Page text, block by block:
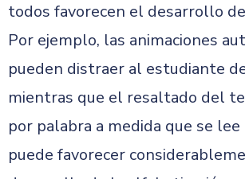
todos favorecen el desarrollo
Por ejemplo, las animaciones
pueden distraer al estudiante
mientras que el resaltado del
por palabra a medida que se
puede favorecer